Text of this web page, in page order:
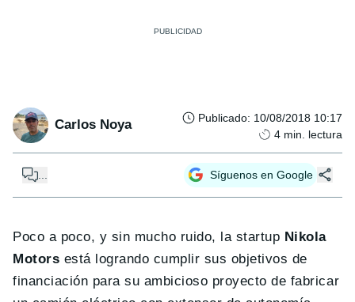
Carlos Noya Publicado: 10/08/2018 10:17
4 min. lectura
Síguenos en Google
Poco a poco, y sin mucho ruido, la startup Nikola
Motors está logrando cumplir sus objetivos de
financiación para su ambicioso proyecto de fabricar